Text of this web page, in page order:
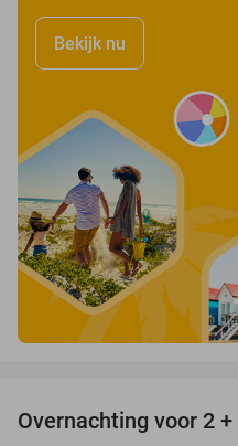
Bekijk nu
Overnachting voor 2